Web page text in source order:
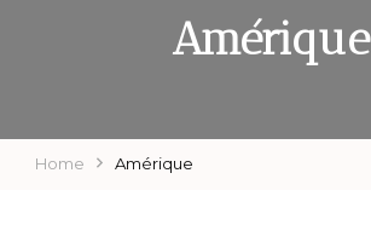
Amérique
Home Amérique